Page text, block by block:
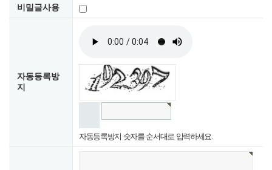
비밀글사용
자동등록방
지
자동등록방지 숫자를 순서대로 입력하세요.